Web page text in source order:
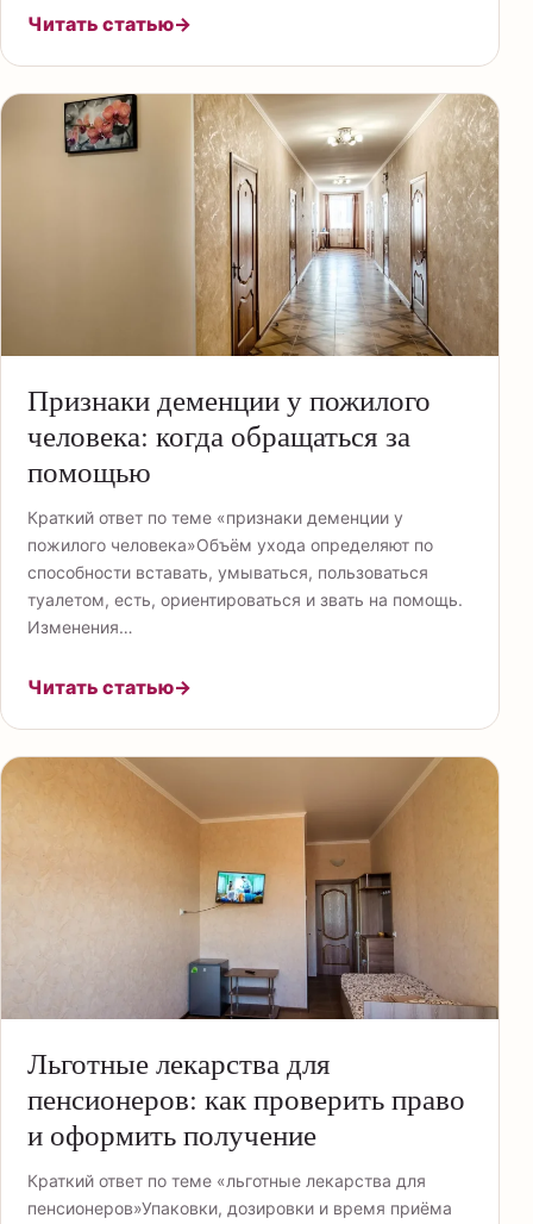
Читать статью→
Признаки деменции у пожилого
человека: когда обращаться за
помощью
Краткий ответ по теме «признаки деменции у
пожилого человека»Объём ухода определяют по
способности вставать, умываться, пользоваться
туалетом, есть, ориентироваться и звать на помощь.
Изменения…
Читать статью→
Льготные лекарства для
пенсионеров: как проверить право
и оформить получение
Краткий ответ по теме «льготные лекарства для
пенсионеров»Упаковки, дозировки и время приёма